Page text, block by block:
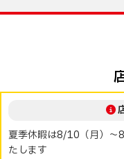
夏季休暇は8/10（月）～
たします